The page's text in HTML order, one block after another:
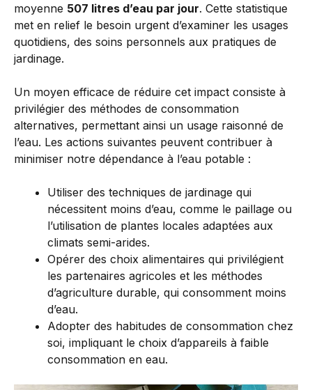
moyenne 507 litres d’eau par jour. Cette statistique
met en relief le besoin urgent d’examiner les usages
quotidiens, des soins personnels aux pratiques de
jardinage.
Un moyen efficace de réduire cet impact consiste à
privilégier des méthodes de consommation
alternatives, permettant ainsi un usage raisonné de
l’eau. Les actions suivantes peuvent contribuer à
minimiser notre dépendance à l’eau potable :
Utiliser des techniques de jardinage qui
nécessitent moins d’eau, comme le paillage ou
l’utilisation de plantes locales adaptées aux
climats semi-arides.
Opérer des choix alimentaires qui privilégient
les partenaires agricoles et les méthodes
d’agriculture durable, qui consomment moins
d’eau.
Adopter des habitudes de consommation chez
soi, impliquant le choix d’appareils à faible
consommation en eau.